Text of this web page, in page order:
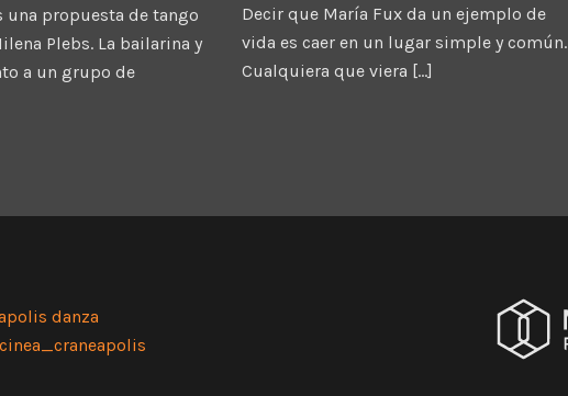
una propuesta de tango
Plebs. La bailarina y
a un grupo de
Decir que María Fux da un ejemplo de
vida es caer en un lugar simple y común.
Cualquiera que viera […]
danza